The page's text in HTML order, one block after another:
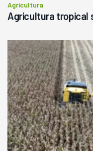
Agricultura
Agricultura tropical